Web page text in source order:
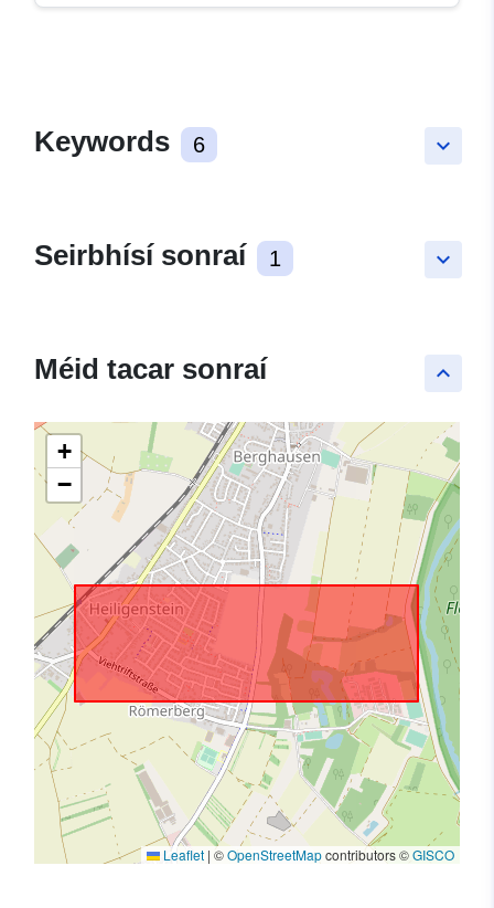
keyboard_arrow_down
Keywords 6
keyboard_arrow_down
Seirbhísí sonraí 1
keyboard_arrow_up
Méid tacar sonraí
+
−
Leaflet | ©OpenStreetMapcontributors ©GISCO